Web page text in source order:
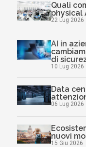
Quali
physical
22 Lug 2026
AI in
di
10 Lug 2026
Data
06 Lug 2026
nuovi
15 Giu 2026